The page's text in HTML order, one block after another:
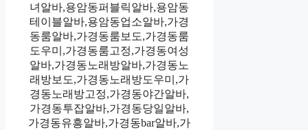
녀알바,용암동퍼블릭알바,용암동
테이블알바,용암동업소알바,가경
동룸알바,가경동룸보도,가경동룸
도우미,가경동룸고정,가경동여성
알바,가경동노래방알바,가경동노
래방보도,가경동노래방도우미,가
경동노래방고정,가경동야간알바,
가경동투잡알바,가경동당일알바,
가경동유흥알바,가경동bar알바,가